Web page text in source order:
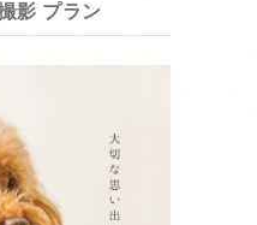
影 プラン